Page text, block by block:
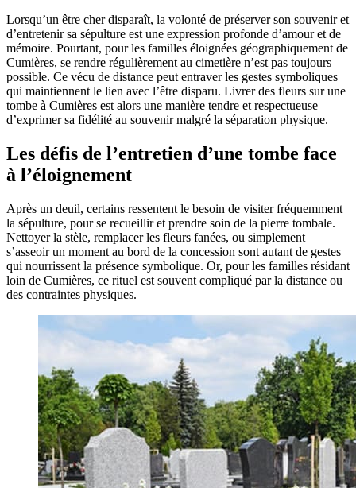
Lorsqu’un être cher disparaît, la volonté de préserver son souvenir et
d’entretenir sa sépulture est une expression profonde d’amour et de
mémoire. Pourtant, pour les familles éloignées géographiquement de
Cumières, se rendre régulièrement au cimetière n’est pas toujours
possible. Ce vécu de distance peut entraver les gestes symboliques
qui maintiennent le lien avec l’être disparu. Livrer des fleurs sur une
tombe à Cumières est alors une manière tendre et respectueuse
d’exprimer sa fidélité au souvenir malgré la séparation physique.
Les défis de l’entretien d’une tombe face
à l’éloignement
Après un deuil, certains ressentent le besoin de visiter fréquemment
la sépulture, pour se recueillir et prendre soin de la pierre tombale.
Nettoyer la stèle, remplacer les fleurs fanées, ou simplement
s’asseoir un moment au bord de la concession sont autant de gestes
qui nourrissent la présence symbolique. Or, pour les familles résidant
loin de Cumières, ce rituel est souvent compliqué par la distance ou
des contraintes physiques.